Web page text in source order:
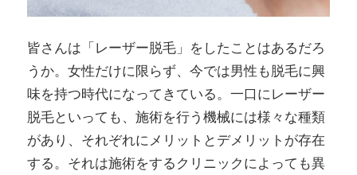
皆さんは「レーザー脱毛」をしたことはあるだろ
うか。女性だけに限らず、今では男性も脱毛に興
味を持つ時代になってきている。一口にレーザー
脱毛といっても、施術を行う機械には様々な種類
があり、それぞれにメリットとデメリットが存在
する。それは施術をするクリニックによっても異